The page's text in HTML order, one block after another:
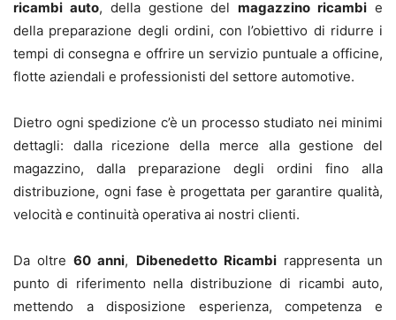
ricambi auto, della gestione delmagazzino ricambi e
della preparazione degli ordini, con l’obiettivo di ridurre i
tempi di consegna e offrire un servizio puntuale a officine,
flotte aziendali e professionisti del settore automotive.
Dietro ogni spedizione c’è un processo studiato nei minimi
dettagli: dalla ricezione della merce alla gestione del
magazzino, dalla preparazione degli ordini fino alla
distribuzione, ogni fase è progettata per garantire qualità,
velocità e continuità operativa ai nostri clienti.
Da oltre60 anni, Dibenedetto Ricambirappresenta un
punto di riferimento nella distribuzione di ricambi auto,
mettendo a disposizione esperienza, competenza e